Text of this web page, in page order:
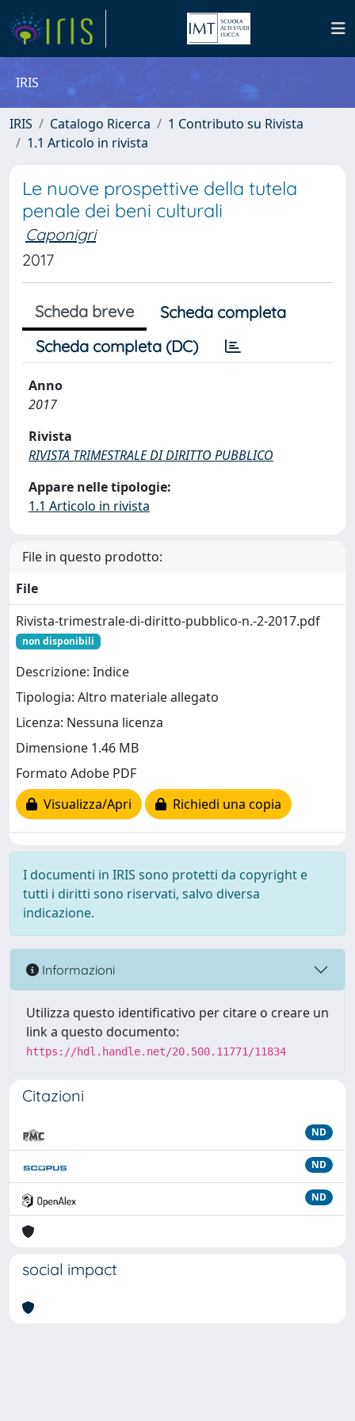
IRIS
IRIS Catalogo Ricerca
1 Contributo su Rivista
1.1 Articolo in rivista
Le nuove prospettive della tutela
penale dei beni culturali
Caponigri
2017
Scheda breve
Scheda completa
Scheda completa (DC)
Anno
2017
Rivista
RIVISTA TRIMESTRALE DI DIRITTO PUBBLICO
Appare nelle tipologie:
1.1 Articolo in rivista
File in questo prodotto:
File
Rivista-trimestrale-di-diritto-pubblico-n.-2-2017.pdf
non disponibili
Descrizione: Indice
Tipologia: Altro materiale allegato
Licenza: Nessuna licenza
Dimensione 1.46 MB
Formato Adobe PDF
Visualizza/Apri
Richiedi una copia
I documenti in IRIS sono protetti da copyright e
tutti i diritti sono riservati, salvo diversa
indicazione.
Informazioni
Utilizza questo identificativo per citare o creare un
link a questo documento:
https://hdl.handle.net/20.500.11771/11834
Citazioni
ND
ND
ND
social impact